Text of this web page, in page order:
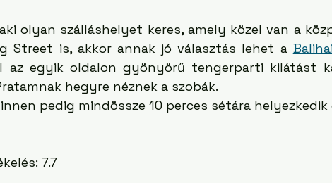
olyan szálláshelyet keres, amely közel van a
Street is, akkor annak jó választás lehet a
az egyik oldalon gyönyörű tengerparti kilátást
hegyre néznek a szobák.
innen pedig mindössze 10 perces sétára helyezkedik
7.7